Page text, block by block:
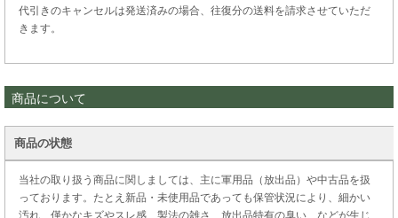
代引きのキャンセルは発送済みの場合、往復分の送料を請求させていただ
きます。
商品について
商品の状態
当社の取り扱う商品に関しましては、主に軍用品（放出品）や中古品を扱
っております。たとえ新品・未使用品であっても保管状況により、細かい